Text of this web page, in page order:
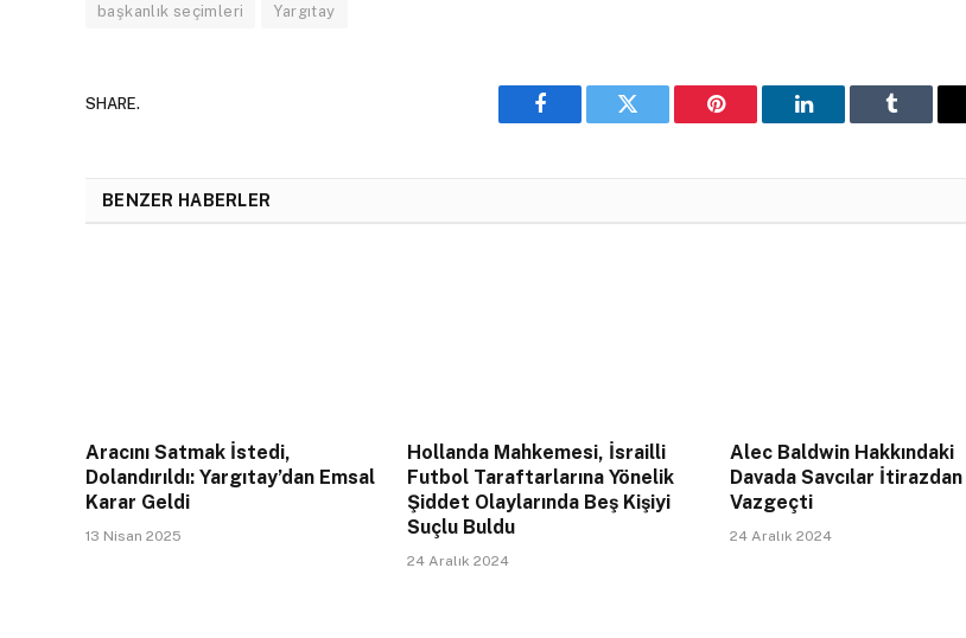
başkanlık seçimleri Yargıtay
SHARE.
Facebook Twitter Pinterest LinkedIn Tumblr
BENZER HABERLER
Aracını Satmak İstedi,
Dolandırıldı: Yargıtay’dan Emsal
Karar Geldi
13 Nisan 2025
Hollanda Mahkemesi, İsrailli
Futbol Taraftarlarına Yönelik
Şiddet Olaylarında Beş Kişiyi
Suçlu Buldu
24 Aralık 2024
Alec Baldwin Hakkındaki
Davada Savcılar İtirazdan
Vazgeçti
24 Aralık 2024